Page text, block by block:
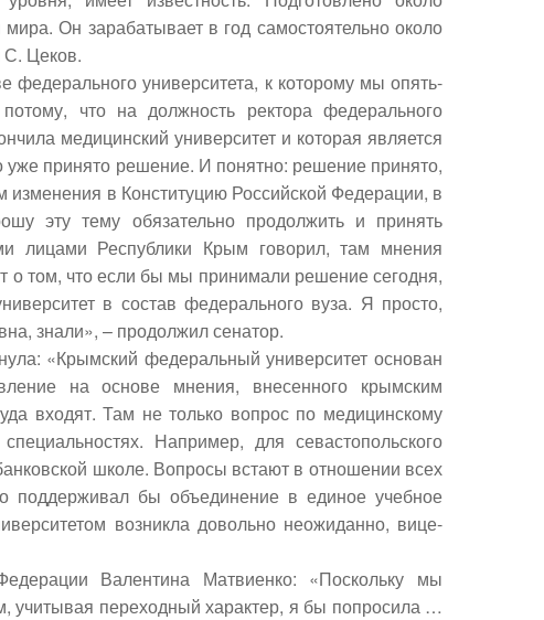
Он зарабатывает в год самостоятельно около
С. Цеков.
федерального университета, к которому мы опять-
что на должность ректора федерального
медицинский университет и которая является
принято решение. И понятно: решение принято,
в Конституцию Российской Федерации, в
эту тему обязательно продолжить и принять
лицами Республики Крым говорил, там мнения
о том, что если бы мы принимали решение сегодня,
в состав федерального вуза. Я просто,
знали», – продолжил сенатор.
«Крымский федеральный университет основан
на основе мнения, внесенного крымским
входят. Там не только вопрос по медицинскому
Например, для севастопольского
школе. Вопросы встают в отношении всех
поддерживал бы объединение в единое учебное
возникла довольно неожиданно, вице-
Валентина Матвиенко: «Поскольку мы
переходный характер, я бы попросила …